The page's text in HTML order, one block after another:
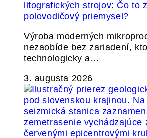
litografických strojov: Čo to
polovodičový priemysel?
Výroba moderných
nezaobíde bez zariadení,
technologicky a…
3. augusta 2026